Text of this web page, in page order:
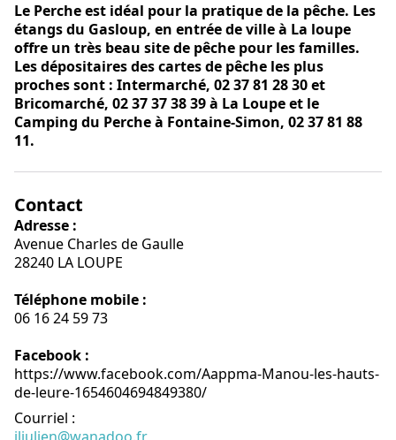
Le Perche est idéal pour la pratique de la pêche. Les
étangs du Gasloup, en entrée de ville à La loupe
offre un très beau site de pêche pour les familles.
Les dépositaires des cartes de pêche les plus
proches sont : Intermarché, 02 37 81 28 30 et
Bricomarché, 02 37 37 38 39 à La Loupe et le
Camping du Perche à Fontaine-Simon, 02 37 81 88
11.
Contact
Adresse :
Avenue Charles de Gaulle
28240 LA LOUPE
Téléphone mobile :
06 16 24 59 73
Facebook :
https://www.facebook.com/Aappma-Manou-les-hauts-
de-leure-1654604694849380/
Courriel :